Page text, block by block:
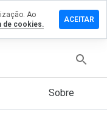
Sobre
Ao
de cookies.
ACEITAR